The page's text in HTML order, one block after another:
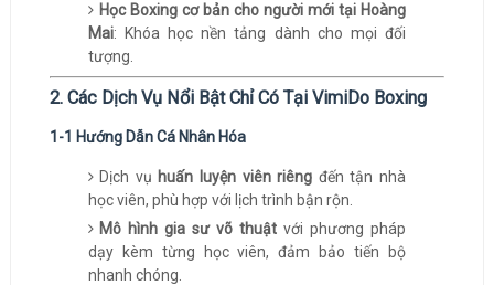
Học Boxing cơ bản cho người mới tại Hoàng
Mai: Khóa học nền tảng dành cho mọi đối
tượng.
2. Các Dịch Vụ Nổi Bật Chỉ Có Tại VimiDo Boxing
1-1 Hướng Dẫn Cá Nhân Hóa
Dịch vụ huấn luyện viên riêng đến tận nhà
học viên, phù hợp với lịch trình bận rộn.
Mô hình gia sư võ thuật với phương pháp
dạy kèm từng học viên, đảm bảo tiến bộ
nhanh chóng.